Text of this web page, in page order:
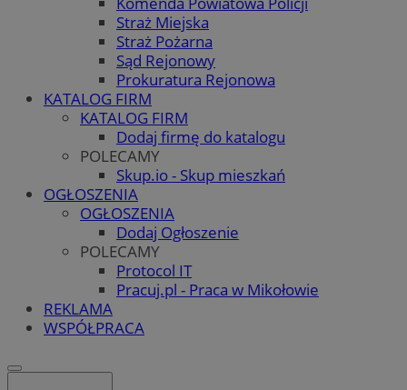
Straż Miejska
Straż Pożarna
Sąd Rejonowy
Prokuratura Rejonowa
KATALOG FIRM
KATALOG FIRM
Dodaj firmę do katalogu
POLECAMY
Skup.io - Skup mieszkań
OGŁOSZENIA
OGŁOSZENIA
Dodaj Ogłoszenie
POLECAMY
Protocol IT
Pracuj.pl - Praca w Mikołowie
REKLAMA
WSPÓŁPRACA